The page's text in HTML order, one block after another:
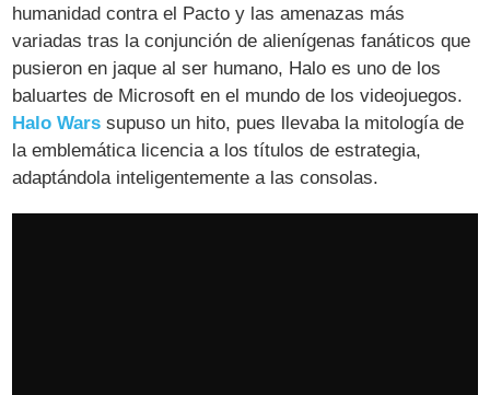
humanidad contra el Pacto y las amenazas más
variadas tras la conjunción de alienígenas fanáticos que
pusieron en jaque al ser humano, Halo es uno de los
baluartes de Microsoft en el mundo de los videojuegos.
Halo Wars supuso un hito, pues llevaba la mitología de
la emblemática licencia a los títulos de estrategia,
adaptándola inteligentemente a las consolas.